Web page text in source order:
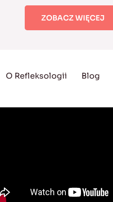
ZOBACZ WIĘCEJ
O Refleksologii Blog